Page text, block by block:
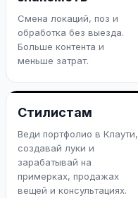
Смена локаций, поз и
обработка без выезда.
Больше контента и
меньше затрат.
Стилистам
Веди портфолио в Клаути,
создавай луки и
зарабатывай на
примерках, продажах
вещей и консультациях.